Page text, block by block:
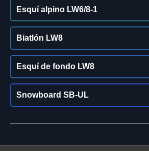
Esquí alpino LW6/8-1
Biatlón LW8
Esquí de fondo LW8
Snowboard SB-UL